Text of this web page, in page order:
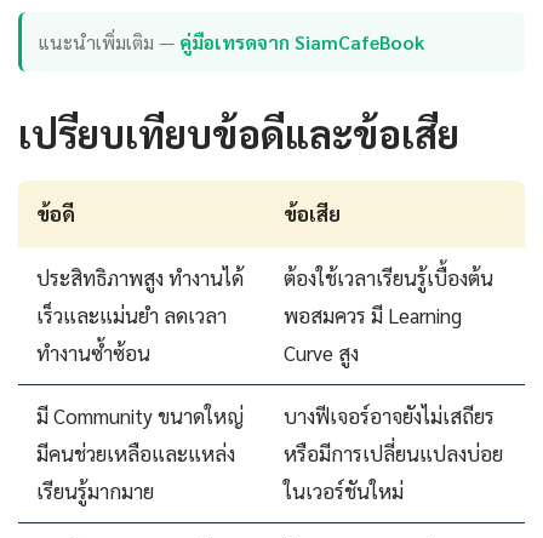
แนะนำเพิ่มเติม — คู่มือเทรดจาก SiamCafeBook
เปรียบเทียบข้อดีและข้อเสีย
ข้อดี ข้อเสีย
ประสิทธิภาพสูง ทำงานได้
เร็วและแม่นยำ ลดเวลา
ทำงานซ้ำซ้อน
ต้องใช้เวลาเรียนรู้เบื้องต้น
พอสมควร มี Learning
Curve สูง
มี Community ขนาดใหญ่
มีคนช่วยเหลือและแหล่ง
เรียนรู้มากมาย
บางฟีเจอร์อาจยังไม่เสถียร
หรือมีการเปลี่ยนแปลงบ่อย
ในเวอร์ชันใหม่